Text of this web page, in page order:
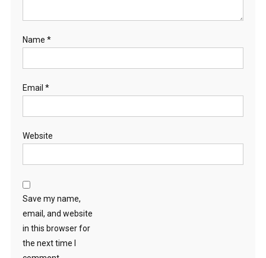
Name *
Email *
Website
Save my name,
email, and website
in this browser for
the next time I